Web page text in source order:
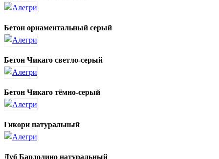
Бетон орнаментальный серый
Бетон Чикаго светло-серый
Бетон Чикаго тёмно-серый
Гикори натуральный
Дуб Бардолино натуральный